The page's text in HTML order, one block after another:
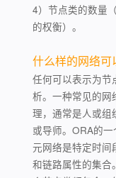
4）节点类的数量
的权衡）。
什么样的网络可
任何可以表示为节
析。一种常见的网
理，通常是人或组
或导师。ORA的一
元网络是特定时间
和链路属性的集合